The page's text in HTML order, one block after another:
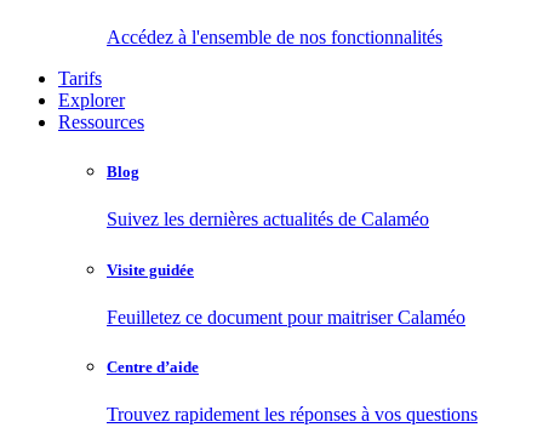
Accédez à l'ensemble de nos fonctionnalités
Tarifs
Explorer
Ressources
Blog
Suivez les dernières actualités de Calaméo
Visite guidée
Feuilletez ce document pour maitriser Calaméo
Centre d’aide
Trouvez rapidement les réponses à vos questions